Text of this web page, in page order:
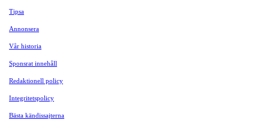
Tipsa
Annonsera
Vår historia
Sponsrat innehåll
Redaktionell policy
Integritetspolicy
Bästa kändissajterna